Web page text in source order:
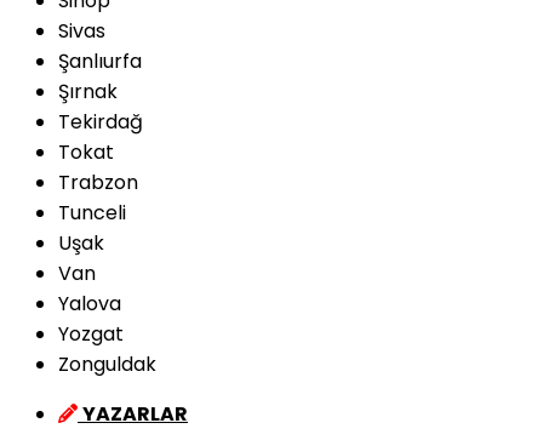
Sivas
Şanlıurfa
Şırnak
Tekirdağ
Tokat
Trabzon
Tunceli
Uşak
Van
Yalova
Yozgat
Zonguldak
YAZARLAR